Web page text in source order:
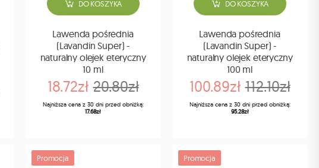
DO KOSZYKA
Lawenda pośrednia
(Lavandin Super) -
naturalny olejek eteryczny
10 ml
18.72zł 20.80zł
Najniższa cena z 30 dni przed obniżką:
17.68zł
DO KOSZYKA
Lawenda pośrednia
(Lavandin Super) -
naturalny olejek eteryczny
100 ml
100.89zł 112.10zł
Najniższa cena z 30 dni przed obniżką:
95.28zł
Promocja Promocja